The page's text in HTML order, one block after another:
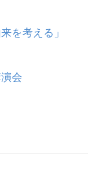
を考える」
会